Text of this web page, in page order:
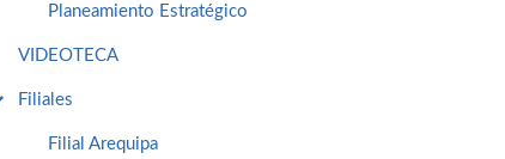
Planeamiento Estratégico
VIDEOTECA
Filiales
Filial Arequipa